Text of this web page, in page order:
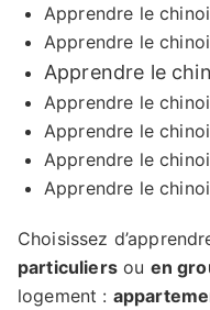
Apprendre le
Apprendre le
Apprendre le
Apprendre le
Apprendre le
Apprendre le
Apprendre le
Choisissez
particuliersou en
logement :